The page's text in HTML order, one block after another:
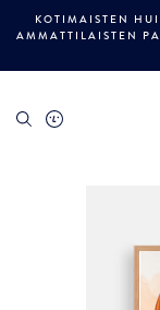
KOTIMAISTEN
AMMATTILAISTEN